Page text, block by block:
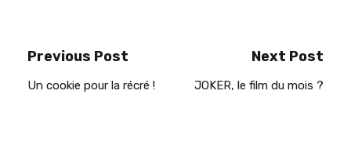
Previous Post
Un cookie pour la récré !
Next Post
JOKER, le film du mois ?